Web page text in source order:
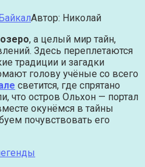
Автор: Николай
, а целый мир тайн,
Здесь переплетаются
традиции и загадки
голову учёные со всего
светится, где спрятано
что остров Ольхон — портал
окунёмся в тайны
почувствовать его